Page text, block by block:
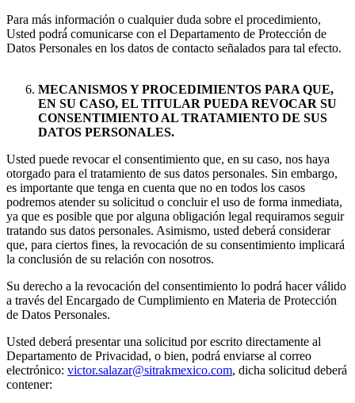
Para más información o cualquier duda sobre el procedimiento,
Usted podrá́ comunicarse con el Departamento de Protección de
Datos Personales en los datos de contacto señalados para tal efecto.
MECANISMOS Y PROCEDIMIENTOS PARA QUE,
EN SU CASO, EL TITULAR PUEDA REVOCAR SU
CONSENTIMIENTO AL TRATAMIENTO DE SUS
DATOS PERSONALES.
Usted puede revocar el consentimiento que, en su caso, nos haya
otorgado para el tratamiento de sus datos personales. Sin embargo,
es importante que tenga en cuenta que no en todos los casos
podremos atender su solicitud o concluir el uso de forma inmediata,
ya que es posible que por alguna obligación legal requiramos seguir
tratando sus datos personales. Asimismo, usted deberá considerar
que, para ciertos fines, la revocación de su consentimiento implicará
la conclusión de su relación con nosotros.
Su derecho a la revocación del consentimiento lo podrá hacer válido
a través del Encargado de Cumplimiento en Materia de Protección
de Datos Personales.
Usted deberá presentar una solicitud por escrito directamente al
Departamento de Privacidad, o bien, podrá enviarse al correo
electrónico: victor.salazar@sitrakmexico.com, dicha solicitud deberá
contener: